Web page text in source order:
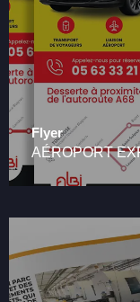
Flyer
AÉROPORT